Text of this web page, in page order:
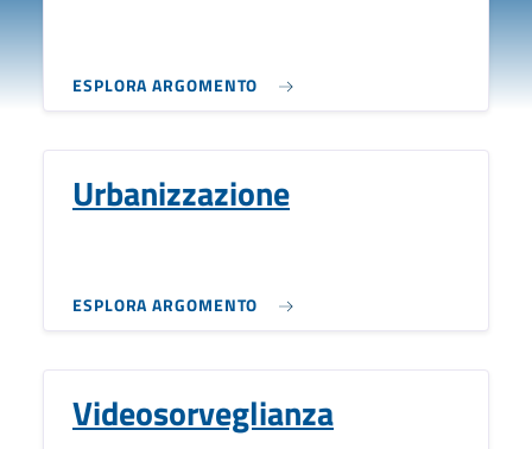
ESPLORA ARGOMENTO
Urbanizzazione
ESPLORA ARGOMENTO
Videosorveglianza